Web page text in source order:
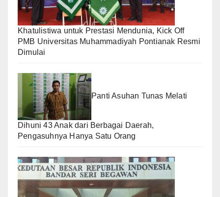
Khatulistiwa untuk Prestasi Mendunia, Kick Off
PMB Universitas Muhammadiyah Pontianak Resmi
Dimulai
Panti Asuhan Tunas Melati
Dihuni 43 Anak dari Berbagai Daerah,
Pengasuhnya Hanya Satu Orang